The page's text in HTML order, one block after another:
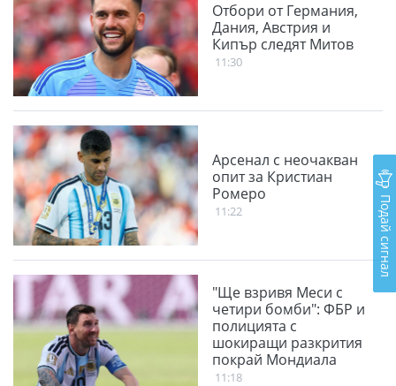
Отбори от Германия,
Дания, Австрия и
Кипър следят Митов
11:30
Aрсенал с неочакван
опит за Кристиан
Ромеро
11:22
"Ще взривя Меси с
четири бомби": ФБР и
полицията с
шокиращи разкрития
покрай Мондиала
11:18
Подай сигнал